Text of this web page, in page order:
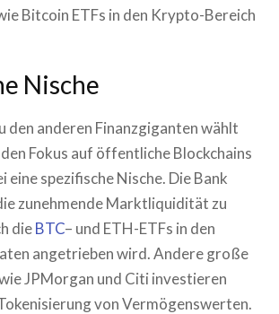
Bitcoin ETFs in den Krypto-Bereich
Nische
den anderen Finanzgiganten wählt
Fokus auf öffentliche Blockchains
spezifische Nische. Die Bank
zunehmende Marktliquidität zu
dieBTC– und ETH-ETFs in den
angetrieben wird. Andere große
JPMorgan und Citi investieren
von Vermögenswerten.